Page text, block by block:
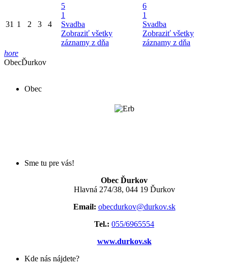
31 1 2 3 4
5
1
Svadba
Zobraziť všetky
záznamy z dňa
6
1
Svadba
Zobraziť všetky
záznamy z dňa
hore
ObecĎurkov
Obec
Sme tu pre vás!
Obec Ďurkov
Hlavná 274/38, 044 19 Ďurkov
Email: obecdurkov@durkov.sk
Tel.: 055/6965554
www.durkov.sk
Kde nás nájdete?